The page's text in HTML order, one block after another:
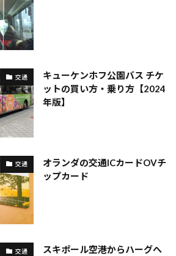
交通
キューケンホフ公園バス チケ
ットの買い方・乗り方【2024
年版】
交通
オランダの交通ICカードOVチ
ップカード
交通
スキポール空港からハーグへ